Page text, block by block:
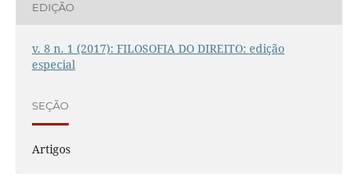
EDIÇÃO
v. 8 n. 1 (2017): FILOSOFIA DO DIREITO: edição
especial
SEÇÃO
Artigos